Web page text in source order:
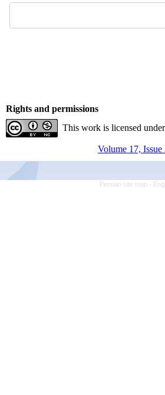
Rights and permissions
This work is licensed
Volume 17,
Persian site map -